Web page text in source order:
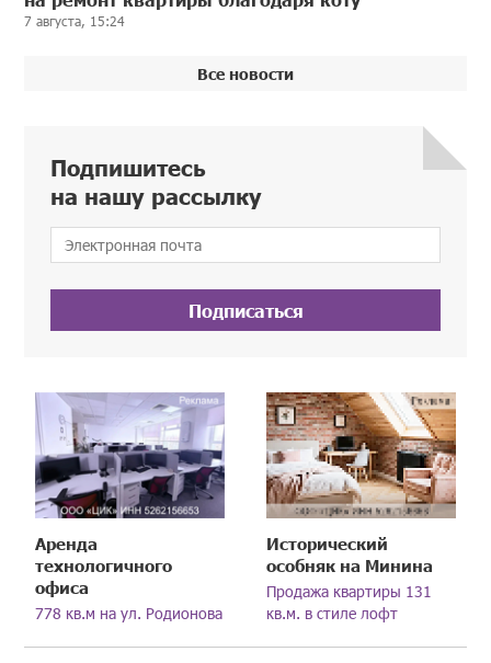
7 августа, 15:24
Все новости
Подпишитесь
на нашу рассылку
Подписаться
Аренда
технологичного
офиса
778 кв.м на ул. Родионова
Исторический
особняк на Минина
Продажа квартиры 131
кв.м. в стиле лофт